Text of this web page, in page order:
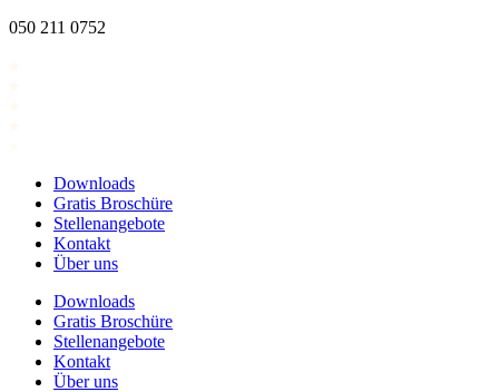
Zum
050 211 0752
Downloads
Gratis Broschüre
Stellenangebote
Kontakt
Über uns
Downloads
Gratis Broschüre
Stellenangebote
Kontakt
Über uns